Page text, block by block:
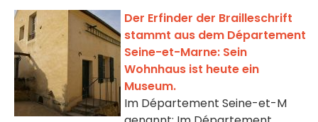
Der Erfinder der Brailleschrift
stammt aus dem Département
Seine-et-Marne: Sein
Wohnhaus ist heute ein
Museum.
Im Département Seine-et-M